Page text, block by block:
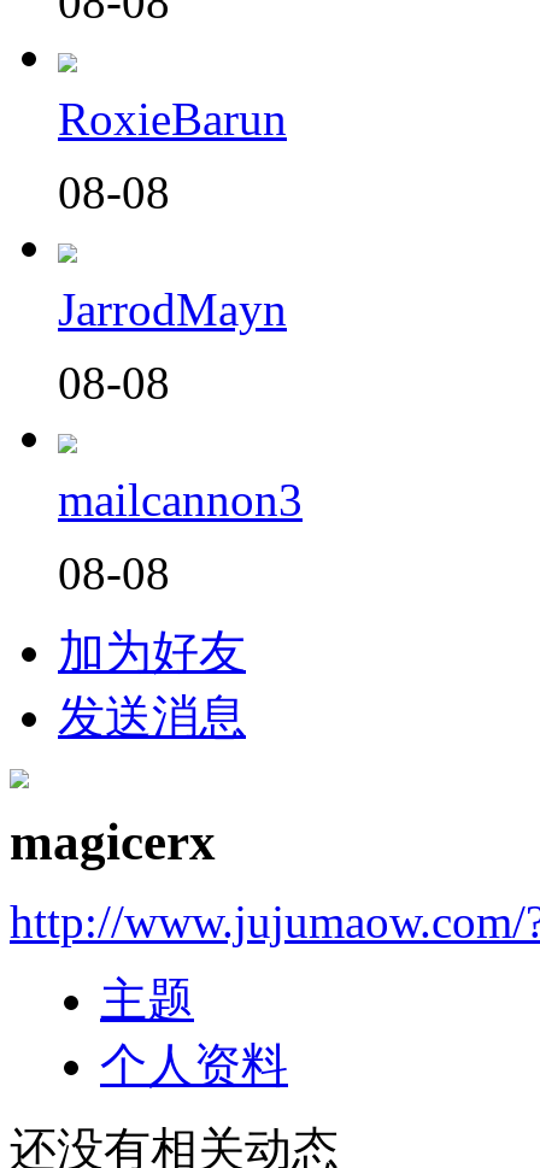
RoxieBarun
08-08
JarrodMayn
08-08
mailcannon3
08-08
加为好友
发送消息
magicerx
http://www.jujumaow.com/
主题
个人资料
还没有相关动态